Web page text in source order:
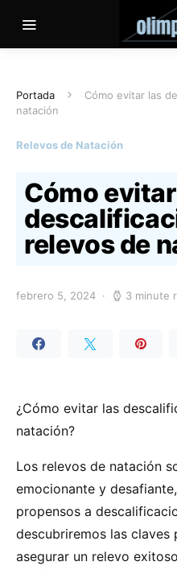
Portada
Cómo evitar las
natación
Relevos de Natación
Cómo
relevos de
febrero 5, 2024 3 minute
¿Cómo evitar las
natación?
Los relevos de natación
emocionante y
propensos a
descubriremos las claves
asegurar un relevo